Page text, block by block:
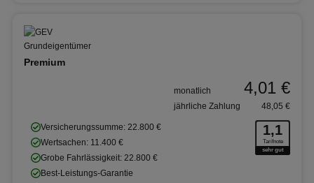
Premium
1,1
Tarifnote
sehr gut
Versicherungssumme: 22.800 €
Wertsachen: 11.400 €
Grobe Fahrlässigkeit: 22.800 €
Best-Leistungs-Garantie
monatlich 4,01 €
jährliche Zahlung 48,05 €